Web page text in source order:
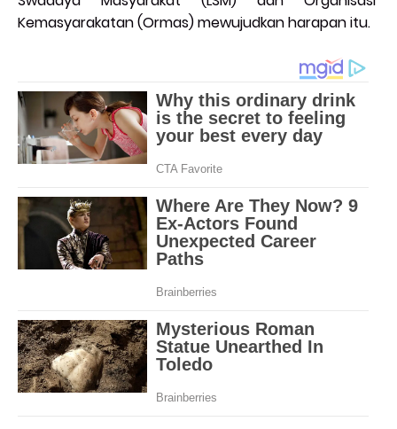
Kemasyarakatan (Ormas) mewujudkan harapan itu.